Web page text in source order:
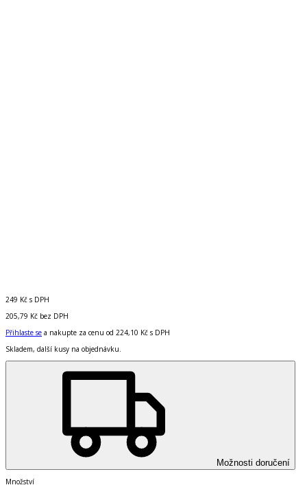
249 Kč s DPH
205,79 Kč bez DPH
Přihlaste se a nakupte za cenu od 224,10 Kč s DPH
Skladem, další kusy na objednávku.
Možnosti doručení
Množství